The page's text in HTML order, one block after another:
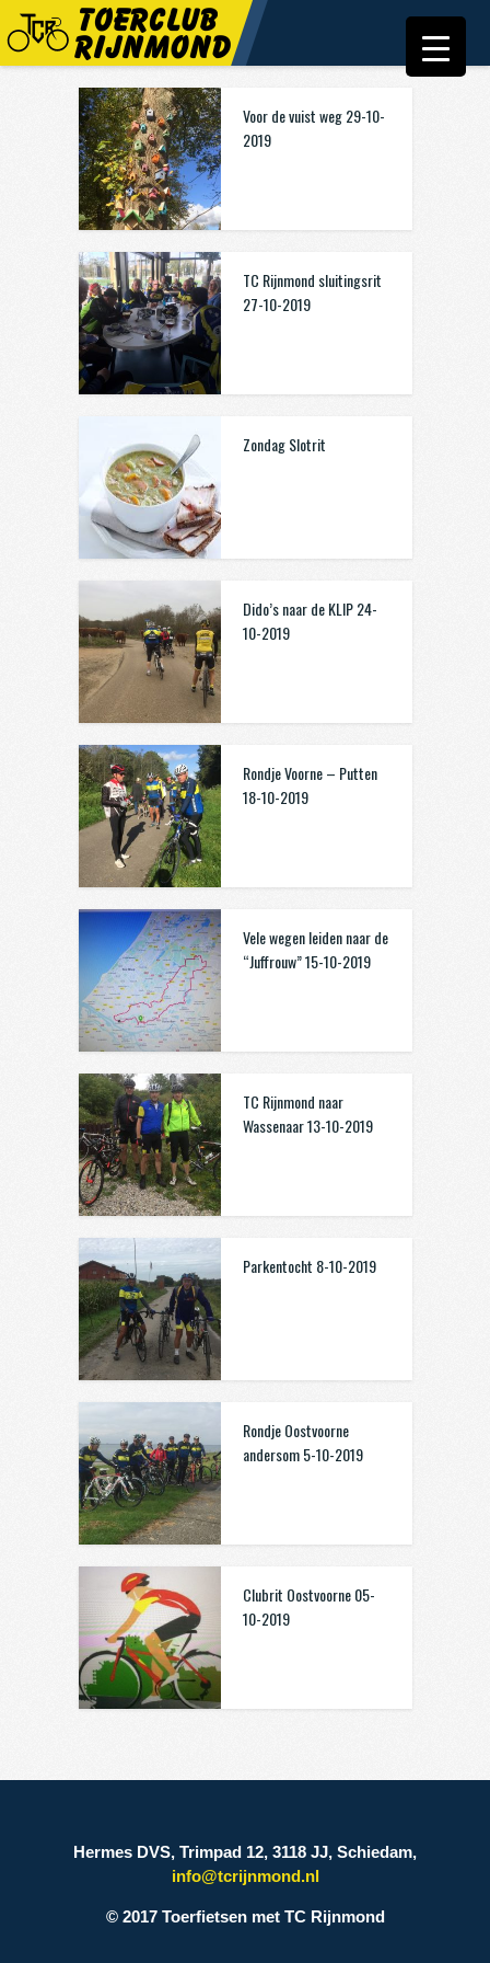
Voor de vuist weg 29-10-
2019
TC Rijnmond sluitingsrit
27-10-2019
Zondag Slotrit
Dido’s naar de KLIP 24-
10-2019
Rondje Voorne – Putten
18-10-2019
Vele wegen leiden naar de
“Juffrouw” 15-10-2019
TC Rijnmond naar
Wassenaar 13-10-2019
Parkentocht 8-10-2019
Rondje Oostvoorne
andersom 5-10-2019
Clubrit Oostvoorne 05-
10-2019
Hermes DVS, Trimpad 12, 3118 JJ, Schiedam,
info@tcrijnmond.nl
© 2017 Toerfietsen met TC Rijnmond